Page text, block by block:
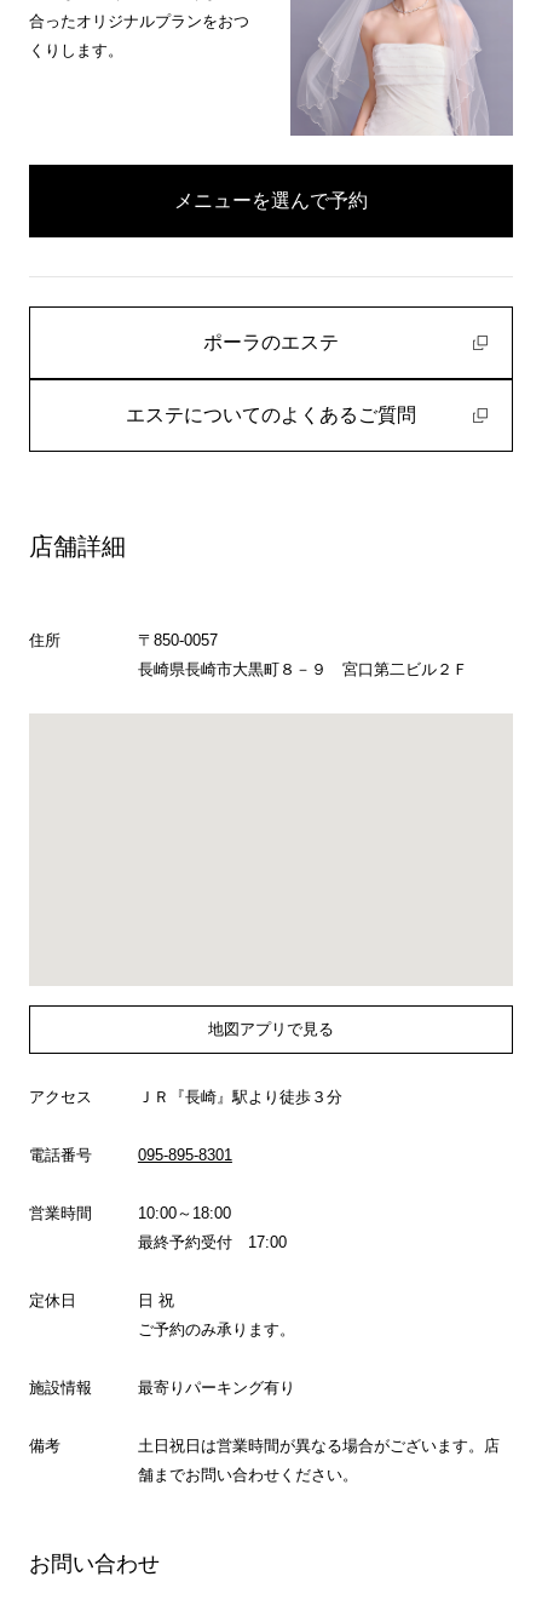
合ったオリジナルプランをおつ
くりします。
メニューを選んで予約
ポーラのエステ
エステについてのよくあるご質問
店舗詳細
住所
〒850-0057
長崎県長崎市大黒町８－９ 宮口第二ビル２Ｆ
地図アプリで見る
アクセス ＪＲ『長崎』駅より徒歩３分
電話番号 095-895-8301
営業時間
10:00～18:00
最終予約受付 17:00
定休日
日 祝
ご予約のみ承ります。
施設情報 最寄りパーキング有り
備考
土日祝日は営業時間が異なる場合がございます。店
舗までお問い合わせください。
お問い合わせ